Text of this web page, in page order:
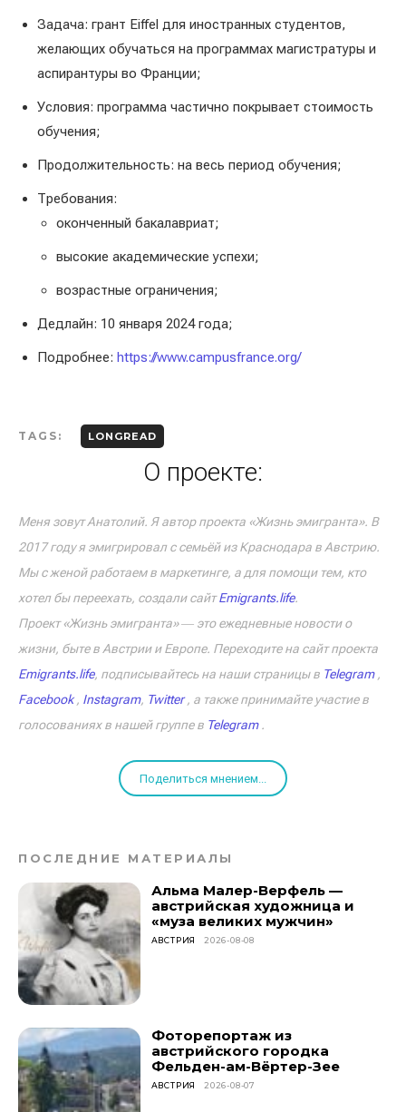
Задача: грант Eiffel для иностранных студентов,
желающих обучаться на программах магистратуры и
аспирантуры во Франции;
Условия: программа частично покрывает стоимость
обучения;
Продолжительность: на весь период обучения;
Требования:
оконченный бакалавриат;
высокие академические успехи;
возрастные ограничения;
Дедлайн: 10 января 2024 года;
Подробнее: https://www.campusfrance.org/
TAGS: LONGREAD
О проекте:
Меня зовут Анатолий. Я автор проекта «Жизнь эмигранта». В
2017 году я эмигрировал с семьёй из Краснодара в Австрию.
Мы с женой работаем в маркетинге, а для помощи тем, кто
хотел бы переехать, создали сайтEmigrants.life.
Проект «Жизнь эмигранта» ― это ежедневные новости о
жизни, быте в Австрии и Европе. Переходите на сайт проекта
Emigrants.life, подписывайтесь на наши страницы в Telegram,
Facebook, Instagram, Twitter, а также принимайте участие в
голосованиях в нашей группе в Telegram.
Поделиться мнением...
ПОСЛЕДНИЕ МАТЕРИАЛЫ
Альма Малер-Верфель —
австрийская художница и
«муза великих мужчин»
АВСТРИЯ 2026-08-08
Фоторепортаж из
австрийского городка
Фельден-ам-Вёртер-Зее
АВСТРИЯ 2026-08-07